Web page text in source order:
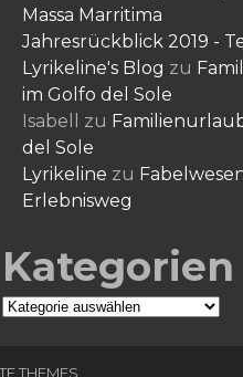
Massa Marritima
Jahresrückblick 2019 -
Lyrikeline's Blog zu
im Golfo del Sole
Isabell
zu
del Sole
Lyrikeline zu
Erlebnisweg
Kategorien
Kategorien
THEMES